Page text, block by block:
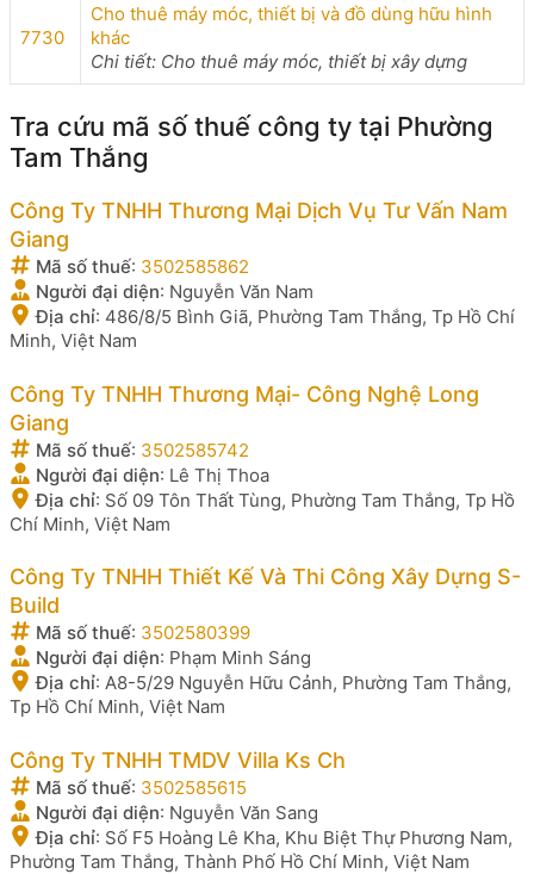
7730
Cho thuê máy móc, thiết bị và đồ dùng hữu hình
khác
Chi tiết: Cho thuê máy móc, thiết bị xây dựng
Tra cứu mã số thuế công ty tại Phường
Tam Thắng
Công Ty TNHH Thương Mại Dịch Vụ Tư Vấn Nam
Giang
Mã số thuế: 3502585862
Người đại diện: Nguyễn Văn Nam
Địa chỉ: 486/8/5 Bình Giã, Phường Tam Thắng, Tp Hồ Chí
Minh, Việt Nam
Công Ty TNHH Thương Mại- Công Nghệ Long
Giang
Mã số thuế: 3502585742
Người đại diện: Lê Thị Thoa
Địa chỉ: Số 09 Tôn Thất Tùng, Phường Tam Thắng, Tp Hồ
Chí Minh, Việt Nam
Công Ty TNHH Thiết Kế Và Thi Công Xây Dựng S-
Build
Mã số thuế: 3502580399
Người đại diện: Phạm Minh Sáng
Địa chỉ: A8-5/29 Nguyễn Hữu Cảnh, Phường Tam Thắng,
Tp Hồ Chí Minh, Việt Nam
Công Ty TNHH TMDV Villa Ks Ch
Mã số thuế: 3502585615
Người đại diện: Nguyễn Văn Sang
Địa chỉ: Số F5 Hoàng Lê Kha, Khu Biệt Thự Phương Nam,
Phường Tam Thắng, Thành Phố Hồ Chí Minh, Việt Nam